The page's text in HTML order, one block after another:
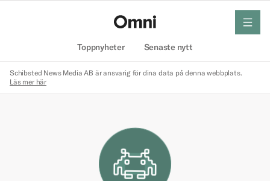
Toppnyheter Senaste nytt
meny
Schibsted News Media AB är ansvarig för dina data på denna webbplats.
Läs mer här